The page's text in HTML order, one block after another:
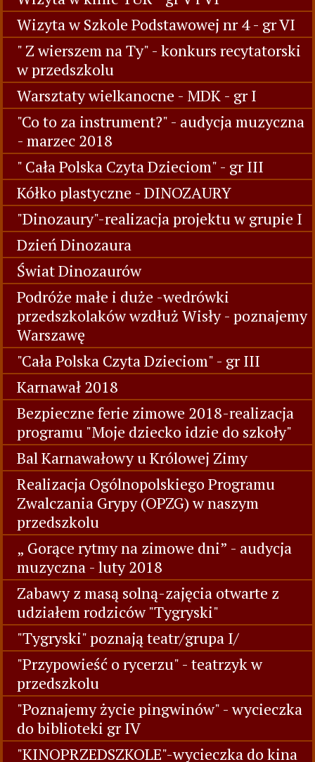
Wizyta w Szkole Podstawowej nr 4 - gr VI
" Z wierszem na Ty" - konkurs recytatorski
w przedszkolu
Warsztaty wielkanocne - MDK - gr I
"Co to za instrument?" - audycja muzyczna
- marzec 2018
" Cała Polska Czyta Dzieciom" - gr III
Kółko plastyczne - DINOZAURY
"Dinozaury"-realizacja projektu w grupie I
Dzień Dinozaura
Świat Dinozaurów
Podróże małe i duże -wedrówki
przedszkolaków wzdłuż Wisły - poznajemy
Warszawę
"Cała Polska Czyta Dzieciom" - gr III
Karnawał 2018
Bezpieczne ferie zimowe 2018-realizacja
programu "Moje dziecko idzie do szkoły"
Bal Karnawałowy u Królowej Zimy
Realizacja Ogólnopolskiego Programu
Zwalczania Grypy (OPZG) w naszym
przedszkolu
„ Gorące rytmy na zimowe dni” - audycja
muzyczna - luty 2018
Zabawy z masą solną-zajęcia otwarte z
udziałem rodziców "Tygryski"
"Tygryski" poznają teatr/grupa I/
"Przypowieść o rycerzu" - teatrzyk w
przedszkolu
"Poznajemy życie pingwinów" - wycieczka
do biblioteki gr IV
"KINOPRZEDSZKOLE"-wycieczka do kina